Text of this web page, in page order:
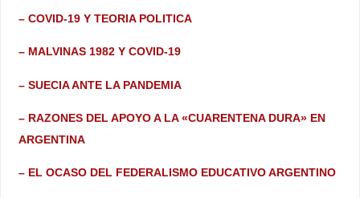
– COVID-19 Y TEORIA POLITICA
– MALVINAS 1982 Y COVID-19
– SUECIA ANTE LA PANDEMIA
– RAZONES DEL APOYO A LA «CUARENTENA DURA» EN
ARGENTINA
– EL OCASO DEL FEDERALISMO EDUCATIVO ARGENTINO